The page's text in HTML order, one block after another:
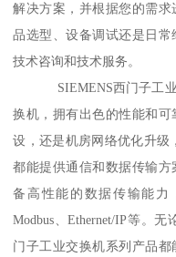
解决方案，并根据您的需
品选型、设备调试还是日
技术咨询和技术服务。
SIEMENS西门子工业交
换机，拥有出色的性能和
设，还是机房网络优化升级
都能提供通信和数据传输
备高性能的数据传输能力
Modbus、Ethernet/IP等。
门子工业交换机系列产品都